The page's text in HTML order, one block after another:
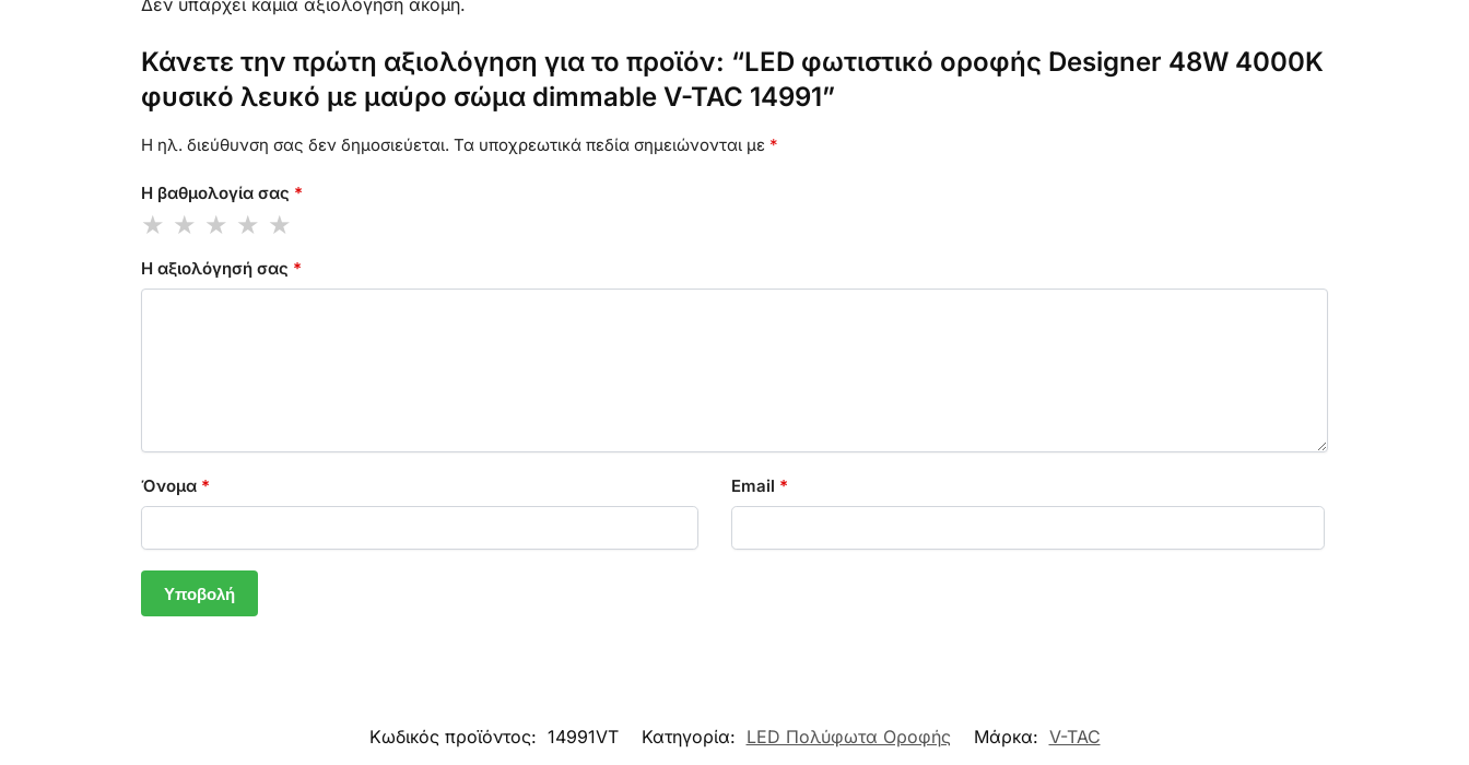
Δεν υπάρχει καμία αξιολόγηση ακόμη.
Κάνετε την πρώτη αξιολόγηση για το προϊόν: “LED φωτιστικό οροφής Designer 48W 4000K
φυσικό λευκό με μαύρο σώμα dimmable V-TAC 14991”
Η ηλ. διεύθυνση σας δεν δημοσιεύεται. Τα υποχρεωτικά πεδία σημειώνονται με *
Η βαθμολογία σας *
Η αξιολόγησή σας *
Όνομα * Email *
Κωδικός προϊόντος: 14991VT Κατηγορία: LED Πολύφωτα Οροφής Μάρκα: V-TAC